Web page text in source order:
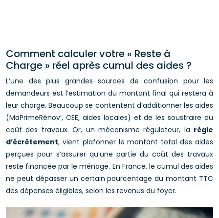
Comment calculer votre « Reste à
Charge » réel après cumul des aides ?
L’une des plus grandes sources de confusion pour les
demandeurs est l’estimation du montant final qui restera à
leur charge. Beaucoup se contentent d’additionner les aides
(MaPrimeRénov’, CEE, aides locales) et de les soustraire au
coût des travaux. Or, un mécanisme régulateur, la règle
d’écrêtement, vient plafonner le montant total des aides
perçues pour s’assurer qu’une partie du coût des travaux
reste financée par le ménage. En France, le cumul des aides
ne peut dépasser un certain pourcentage du montant TTC
des dépenses éligibles, selon les revenus du foyer.